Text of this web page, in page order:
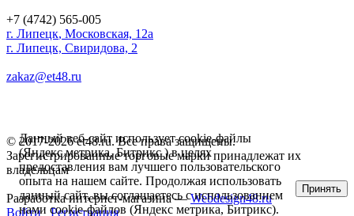
+7 (4742) 565-005
г. Липецк, Московская, 12а
г. Липецк, Свиридова, 2
zakaz@et48.ru
© 2017-2026 et48.ru. Все права защищены.
Зарегистрированные торговые марки принадлежат их
владельцам
Разработка интернет-магазина —Webdesign48.ru
Войти
Регистрация
Данный веб-сайт использует cookie-файлы
(Яндекс метрика, Битрикс ) в целях
предоставления вам лучшего пользовательского
опыта на нашем сайте. Продолжая использовать
данный сайт, вы соглашаетесь с использованием
нами cookie-файлов (Яндекс метрика, Битрикс).
Принять